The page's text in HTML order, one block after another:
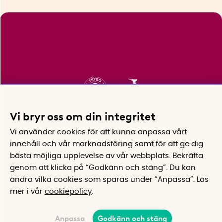
Vi bryr oss om din integritet
Vi använder cookies för att kunna anpassa vårt
innehåll och vår marknadsföring samt för att ge dig
bästa möjliga upplevelse av vår webbplats.
Bekräfta
genom att klicka på “Godkänn och stäng”. Du kan
ändra vilka cookies som sparas under ”Anpassa”.
Läs
mer i vår cookiepolicy
Anpassa Godkänn och stäng